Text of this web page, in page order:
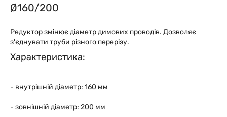
Ø160/200
Редуктор змінює діаметр димових проводів. Дозволяє
з'єднувати труби різного перерізу.
Характеристика:
- внутрішній діаметр: 160 мм
- зовнішній діаметр: 200 мм